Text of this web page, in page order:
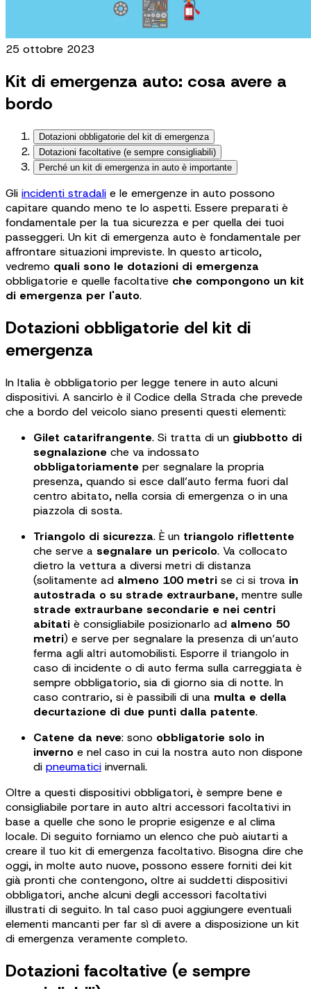
25 ottobre 2023
Kit di emergenza auto: cosa avere a
bordo
Dotazioni obbligatorie del kit di emergenza
Dotazioni facoltative (e sempre consigliabili)
Perché un kit di emergenza in auto è importante
Gli incidenti stradali e le emergenze in auto possono
capitare quando meno te lo aspetti. Essere preparati è
fondamentale per la tua sicurezza e per quella dei tuoi
passeggeri. Un kit di emergenza auto è fondamentale per
affrontare situazioni impreviste. In questo articolo,
vedremo quali sono le dotazioni di emergenza
obbligatorie e quelle facoltative che compongono un kit
di emergenza per l'auto.
Dotazioni obbligatorie del kit di
emergenza
In Italia è obbligatorio per legge tenere in auto alcuni
dispositivi. A sancirlo è il Codice della Strada che prevede
che a bordo del veicolo siano presenti questi elementi:
Gilet catarifrangente. Si tratta di un giubbotto di
segnalazione che va indossato
obbligatoriamente per segnalare la propria
presenza, quando si esce dall’auto ferma fuori dal
centro abitato, nella corsia di emergenza o in una
piazzola di sosta.
Triangolo di sicurezza. È un triangolo riflettente
che serve a segnalare un pericolo. Va collocato
dietro la vettura a diversi metri di distanza
(solitamente ad almeno 100 metri se ci si trova in
autostrada o su strade extraurbane, mentre sulle
strade extraurbane secondarie e nei centri
abitati è consigliabile posizionarlo ad almeno 50
metri) e serve per segnalare la presenza di un’auto
ferma agli altri automobilisti. Esporre il triangolo in
caso di incidente o di auto ferma sulla carreggiata è
sempre obbligatorio, sia di giorno sia di notte. In
caso contrario, si è passibili di una multa e della
decurtazione di due punti dalla patente.
Catene da neve: sono obbligatorie solo in
inverno e nel caso in cui la nostra auto non dispone
di pneumatici invernali.
Oltre a questi dispositivi obbligatori, è sempre bene e
consigliabile portare in auto altri accessori facoltativi in
base a quelle che sono le proprie esigenze e al clima
locale. Di seguito forniamo un elenco che può aiutarti a
creare il tuo kit di emergenza facoltativo. Bisogna dire che
oggi, in molte auto nuove, possono essere forniti dei kit
già pronti che contengono, oltre ai suddetti dispositivi
obbligatori, anche alcuni degli accessori facoltativi
illustrati di seguito. In tal caso puoi aggiungere eventuali
elementi mancanti per far sì di avere a disposizione un kit
di emergenza veramente completo.
Dotazioni facoltative (e sempre